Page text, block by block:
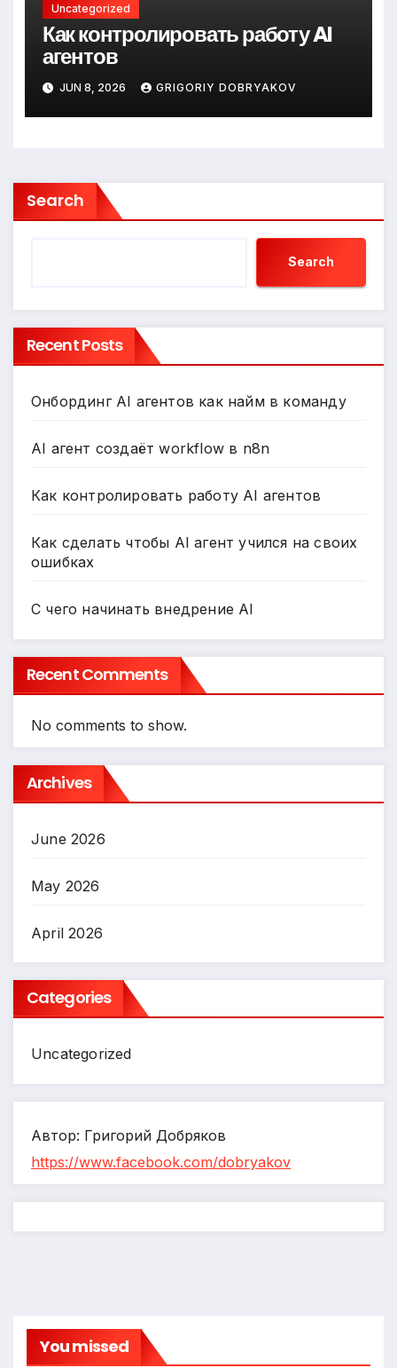
Uncategorized
Как контролировать работу AI
агентов
JUN 8, 2026 GRIGORIY DOBRYAKOV
Search
Search
Recent Posts
Онбординг AI агентов как найм в команду
AI агент создаёт workflow в n8n
Как контролировать работу AI агентов
Как сделать чтобы AI агент учился на своих
ошибках
С чего начинать внедрение AI
Recent Comments
No comments to show.
Archives
June 2026
May 2026
April 2026
Categories
Uncategorized
Автор: Григорий Добряков
https://www.facebook.com/dobryakov
You missed